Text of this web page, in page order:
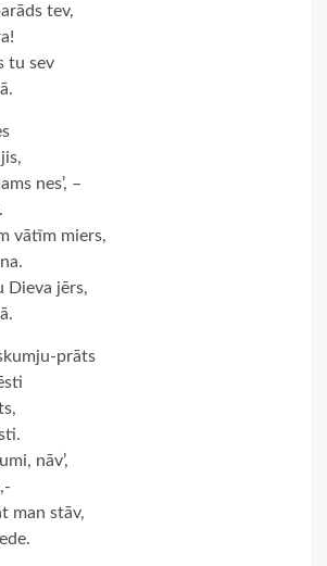
tev,
tu sev
nes’, –
vātīm miers,
Dieva jērs,
prāts
nāv’,
man stāv,